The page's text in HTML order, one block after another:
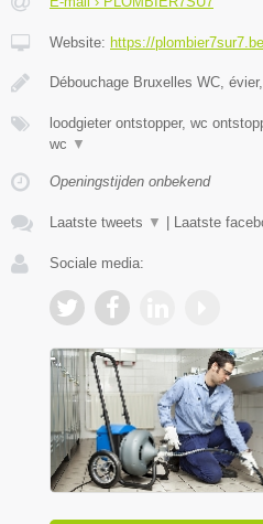
Website: https://plombier7sur7.be
Débouchage Bruxelles WC,
loodgieter ontstopper, wc
wc ▼
Openingstijden onbekend
Laatste tweets ▼ | Laatste
Sociale media: